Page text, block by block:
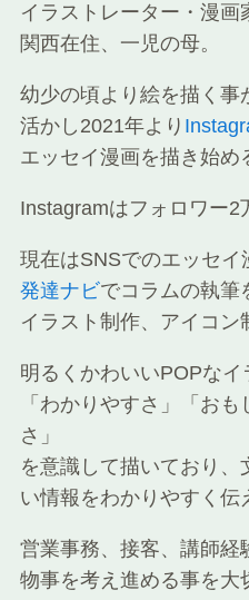
イラストレーター・漫画
関西在住、一児の母。
幼少の頃より絵を描く事
活かし2021年より
エッセイ漫画を描き始め
Instagramはフォロワー2
現在はSNSでのエッセイ
発達ナビでコラムの執筆
イラスト制作、アイコン
明るくかわいいPOPなイ
「わかりやすさ」「お
さ」
を意識して描いており、
い情報をわかりやすく伝
営業事務、接客、講師経
物事を考え進める事を大